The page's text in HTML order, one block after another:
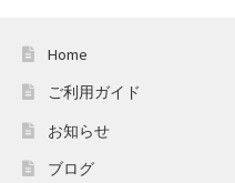
Home
ご利用ガイド
お知らせ
ブログ